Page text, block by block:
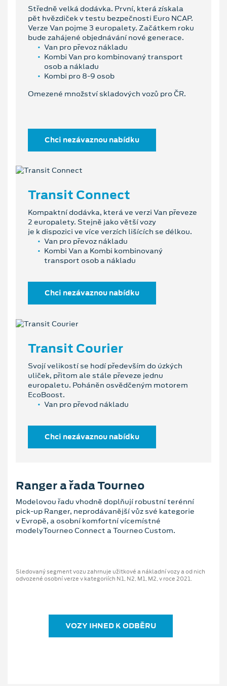
Středně velká dodávka. První, která získala
pět hvězdiček v testu bezpečnosti Euro NCAP.
Verze Van pojme 3 europalety. Začátkem roku
bude zahájené objednávání nové generace.
Van pro převoz nákladu
Kombi Van pro kombinovaný transport
osob a nákladu
Kombi pro 8-9 osob
Omezené množství skladových vozů pro ČR.
Chci nezávaznou nabídku
Transit Connect
Kompaktní dodávka, která ve verzi Van převeze
2 europalety. Stejně jako větší vozy
je k dispozici ve více verzích lišících se délkou.
Van pro převoz nákladu
Kombi Van a Kombi kombinovaný
transport osob a nákladu
Chci nezávaznou nabídku
Transit Courier
Svojí velikostí se hodí především do úzkých
uliček, přitom ale stále převeze jednu
europaletu. Poháněn osvědčeným motorem
EcoBoost.
Van pro převod nákladu
Chci nezávaznou nabídku
Ranger a řada Tourneo
Modelovou řadu vhodně doplňují robustní terénní
pick-up Ranger, neprodávanější vůz své kategorie
v Evropě, a osobní komfortní vícemístné
modelyTourneo Connect a Tourneo Custom.
Sledovaný segment vozu zahrnuje užitkové a nákladní vozy a od nich
odvozené osobní verze v kategoriích N1, N2, M1, M2, v roce 2021.
VOZY IHNED K ODBĚRU